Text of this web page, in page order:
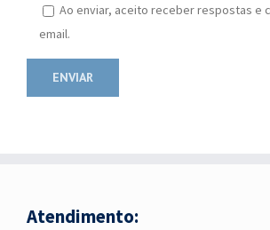
Ao enviar, aceito receber respostas e
email.
Atendimento: